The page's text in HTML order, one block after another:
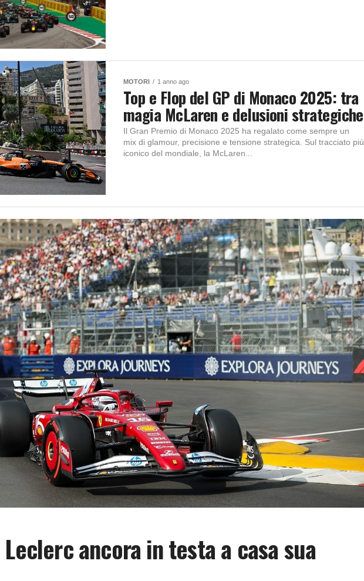
MOTORI 1 anno ago
Top e Flop del GP di Monaco 2025: tra
magia McLaren e delusioni strategiche
Il Gran Premio di Monaco 2025 ha regalato come sempre un
mix di glamour, precisione e tensione strategica. Sul tracciato più
iconico del mondiale, la McLaren...
Leclerc ancora in testa a casa sua